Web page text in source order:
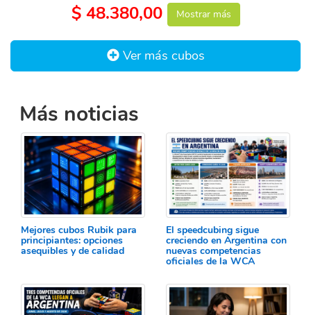
$ 48.380,00 Mostrar más
Ver más cubos
Más noticias
Mejores cubos Rubik para
principiantes: opciones
asequibles y de calidad
El speedcubing sigue
creciendo en Argentina con
nuevas competencias
oficiales de la WCA